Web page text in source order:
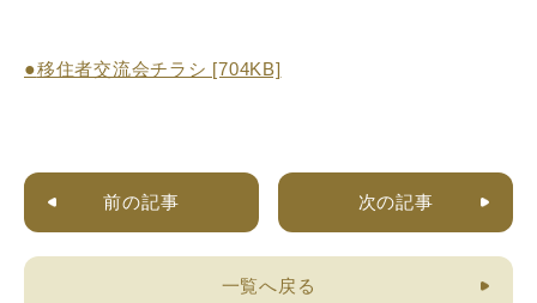
●移住者交流会チラシ [704KB]
前の記事 次の記事
一覧へ戻る